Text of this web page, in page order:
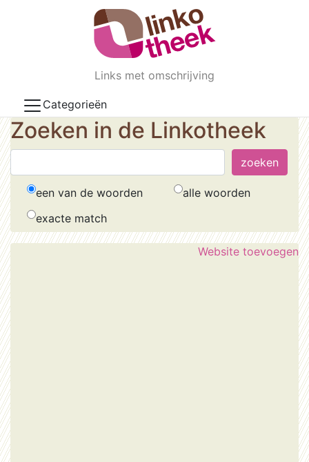
Skip to main content
Links met omschrijving
Categorieën
Zoeken in de Linkotheek
een van de woorden
alle woorden
exacte match
Website toevoegen